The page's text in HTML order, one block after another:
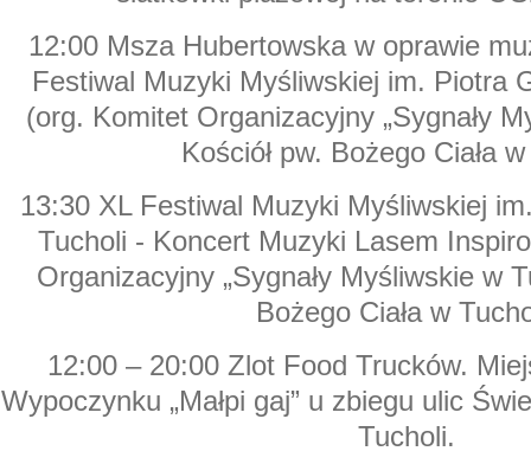
12:00 Msza Hubertowska w oprawie
Festiwal Muzyki Myśliwskiej im. Piotra
(org. Komitet Organizacyjny „Sygnały
Kościół pw. Bożego Ciała
13:30 XL Festiwal Muzyki Myśliwskiej
Tucholi - Koncert Muzyki Lasem
Organizacyjny „Sygnały Myśliwskie w
Bożego Ciała w
12:00 – 20:00 Zlot Food Trucków.
Wypoczynku „Małpi gaj” u zbiegu ulic
Tucholi.